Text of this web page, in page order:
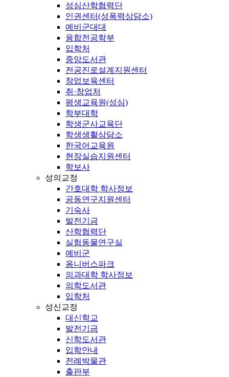
성심산학협력단
인권센터(성폭력상담소)
예비군대대
융합전공학부
입학처
중앙도서관
전공진로설계지원센터
창업보육센터
취·창업처
평생교육원(성심)
학부대학
학생군사교육단
학생생활상담소
한국어교육원
현장실습지원센터
학보사
성의교정
간호대학 학사정보
공동연구지원센터
기숙사
발전기금
산학협력단
실험동물연구실
예비군
옴니버스파크
의과대학 학사정보
의학도서관
입학처
성신교정
대신학교
발전기금
신학도서관
입학안내
전례박물관
출판부